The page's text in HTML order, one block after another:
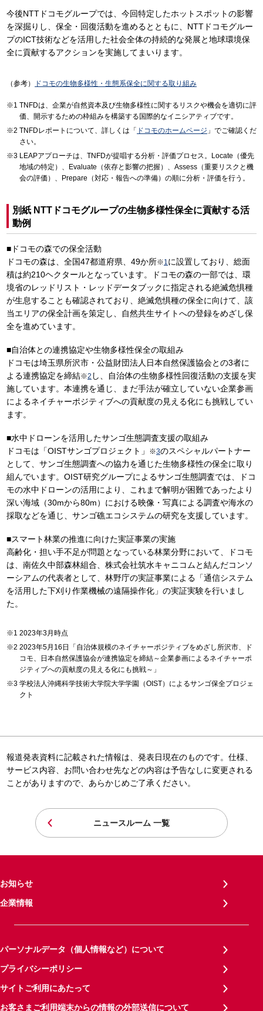
今後NTTドコモグループでは、今回特定したホットスポットの影響
を深掘りし、保全・回復活動を進めるとともに、NTTドコモグルー
プのICT技術などを活用した社会全体の持続的な発展と地球環境保
全に貢献するアクションを実施してまいります。
（参考） ドコモの生物多様性・生態系保全に関する取り組み
TNFDは、企業が自然資本及び生物多様性に関するリスクや機会を適切に評
価、開示するための枠組みを構築する国際的なイニシアティブです。
TNFDレポートについて、詳しくは「 ドコモのホームページ 」でご確認くだ
さい。
LEAPアプローチは、TNFDが提唱する分析・評価プロセス。Locate（優先
地域の特定）、Evaluate（依存と影響の把握）、Assess（重要リスクと機
会の評価）、Prepare（対応・報告への準備）の順に分析・評価を行う。
別紙 NTTドコモグループの生物多様性保全に貢献する活
動例
■ドコモの森での保全活動
ドコモの森は、全国47都道府県、49か所※1に設置しており、総面
積は約210ヘクタールとなっています。ドコモの森の一部では、環
境省のレッドリスト・レッドデータブックに指定される絶滅危惧種
が生息することも確認されており、絶滅危惧種の保全に向けて、該
当エリアの保全計画を策定し、自然共生サイトへの登録をめざし保
全を進めています。
■自治体との連携協定や生物多様性保全の取組み
ドコモは埼玉県所沢市・公益財団法人日本自然保護協会との3者に
よる連携協定を締結※2 し、自治体の生物多様性回復活動の支援を実
施しています。本連携を通じ、まだ手法が確立していない企業参画
によるネイチャーポジティブへの貢献度の見える化にも挑戦してい
ます。
■水中ドローンを活用したサンゴ生態調査支援の取組み
ドコモは「OISTサンゴプロジェクト」
※3のスペシャルパートナー
として、サンゴ生態調査への協力を通じた生物多様性の保全に取り
組んでいます。OIST研究グループによるサンゴ生態調査では、ドコ
モの水中ドローンの活用により、これまで解明が困難であったより
深い海域（30mから80m）における映像・写真による調査や海水の
採取などを通じ、サンゴ礁エコシステムの研究を支援しています。
■スマート林業の推進に向けた実証事業の実施
高齢化・担い手不足が問題となっている林業分野において、ドコモ
は、南佐久中部森林組合、株式会社筑水キャニコムと結んだコンソ
ーシアムの代表者として、林野庁の実証事業による「通信システム
を活用した下刈り作業機械の遠隔操作化」の実証実験を行いまし
た。
2023年3月時点
2023年5月16日「自治体規模のネイチャーポジティブをめざし所沢市、ド
コモ、日本自然保護協会が連携協定を締結～企業参画によるネイチャーポ
ジティブへの貢献度の見える化にも挑戦～」
学校法人沖縄科学技術大学院大学学園（OIST）によるサンゴ保全プロジェ
クト
報道発表資料に記載された情報は、発表日現在のものです。仕様、
サービス内容、お問い合わせ先などの内容は予告なしに変更される
ことがありますので、あらかじめご了承ください。
ニュースルーム 一覧
お知らせ
企業情報
パーソナルデータ（個人情報など）について
プライバシーポリシー
サイトご利用にあたって
お客さまご利用端末からの情報の外部送信について